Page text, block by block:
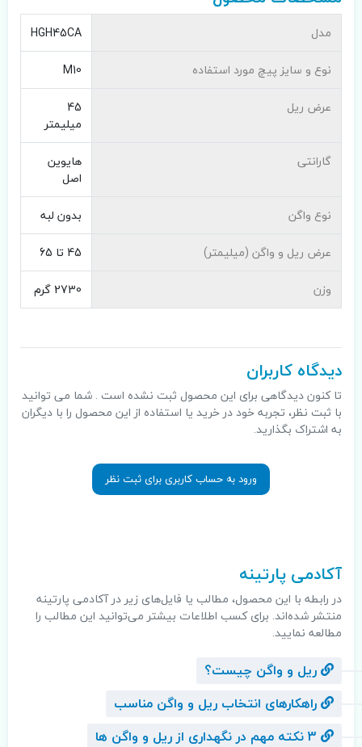
مدل
HGH45CA
نوع و سایز پیچ مورد استفاده
M10
عرض ریل
45
میلیمتر
گارانتی
هایوین
اصل
نوع واگن
بدون لبه
عرض ریل و واگن (میلیمتر)
45 تا 65
وزن
2730 گرم
دیدگاه کاربران
تا کنون دیدگاهی برای این محصول ثبت نشده است . شما می توانید
با ثبت نظر، تجربه خود در خرید یا استفاده از این محصول را با دیگران
به اشتراک بگذارید.
ورود به حساب کاربری برای ثبت نظر
آکادمی پارتینه
در رابطه با این محصول، مطالب یا فایل‌های زیر در آکادمی پارتینه
منتشر شده‌اند. برای کسب اطلاعات بیشتر می‌توانید این مطالب را
مطالعه نمایید.
ریل و واگن چیست؟
راهکار‌های انتخاب ریل و واگن مناسب